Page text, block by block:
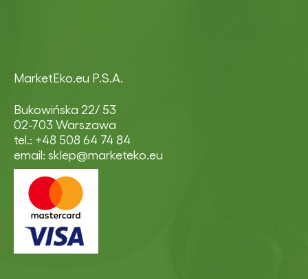
MarketEko.eu P.S.A.
Bukowińska 22/ 53
02-703 Warszawa
tel.: +48 508 64 74 84
email: sklep@marketeko.eu